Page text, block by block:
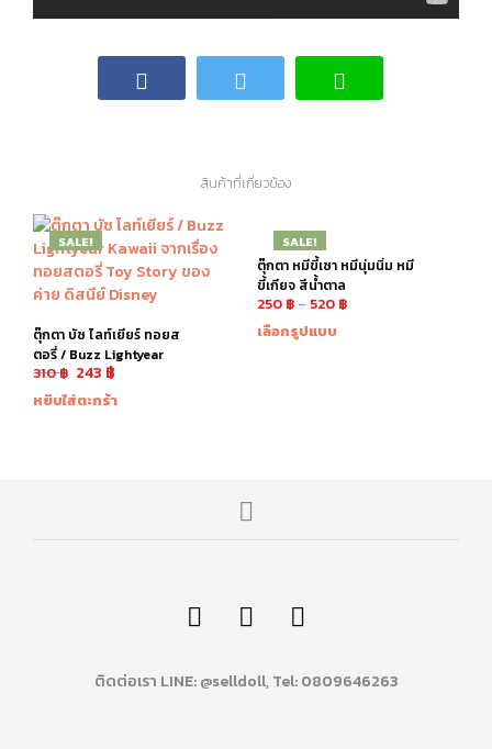
สินค้าที่เกี่ยวข้อง
SALE!
ตุ๊กตา บัซ ไลท์เยียร์ ทอยส
ตอรี่ / Buzz Lightyear
310฿ 243 ฿
หยิบใส่ตะกร้า
SALE!
ตุ๊กตา หมีขี้เซา หมีนุ่มนิ่ม หมี
ขี้เกียจ สีน้ำตาล
250 ฿ – 520 ฿
เลือกรูปแบบ
ติดต่อเรา LINE: @selldoll, Tel: 0809646263